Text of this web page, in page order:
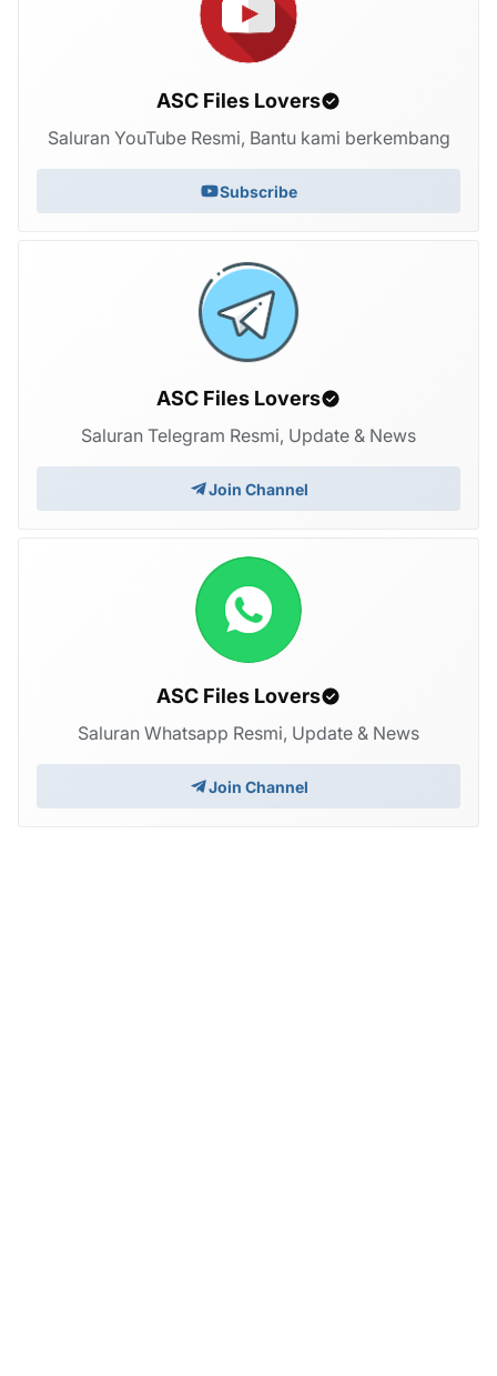
ASC Files Lovers
Saluran YouTube Resmi, Bantu kami berkembang
Subscribe
ASC Files Lovers
Saluran Telegram Resmi, Update & News
Join Channel
ASC Files Lovers
Saluran Whatsapp Resmi, Update & News
Join Channel